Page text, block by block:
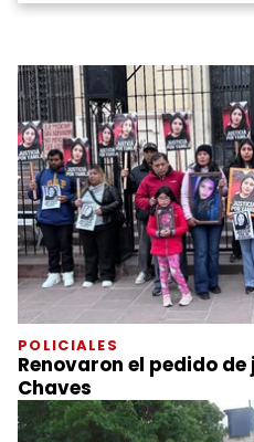
POLICIALES
Renovaron el pedido
Chaves